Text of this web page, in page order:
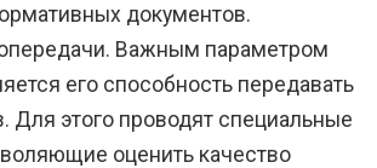
документов.
Важным параметром
его способность передавать
Для этого проводят специальные
оценить качество